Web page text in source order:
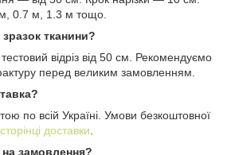
0.7 м, 1.3 м тощо.
тканини?
відріз від 50 см. Рекомендуємо
перед великим замовленням.
по всій Україні. Умови безкоштовної
сторінці доставки.
замовлення?